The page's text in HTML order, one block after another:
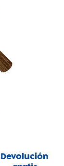
Devolución